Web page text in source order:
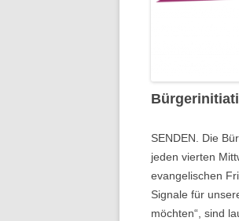
SENDEN. Die
jeden vierten
evangelischen
Signale für
möchten“, sind